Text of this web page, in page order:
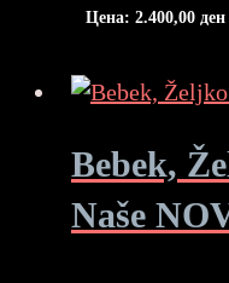
Цена: 2.400,00 ден
Bebek,
Naše